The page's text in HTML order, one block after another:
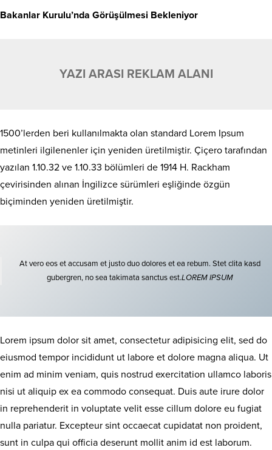
Bakanlar Kurulu’nda Görüşülmesi Bekleniyor
YAZI ARASI REKLAM ALANI
1500’lerden beri kullanılmakta olan standard Lorem Ipsum
metinleri ilgilenenler için yeniden üretilmiştir. Çiçero tarafından
yazılan 1.10.32 ve 1.10.33 bölümleri de 1914 H. Rackham
çevirisinden alınan İngilizce sürümleri eşliğinde özgün
biçiminden yeniden üretilmiştir.
At vero eos et accusam et justo duo dolores et ea rebum. Stet clita kasd
gubergren, no sea takimata sanctus est.LOREM IPSUM
Lorem ipsum dolor sit amet, consectetur adipisicing elit, sed do
eiusmod tempor incididunt ut labore et dolore magna aliqua. Ut
enim ad minim veniam, quis nostrud exercitation ullamco laboris
nisi ut aliquip ex ea commodo consequat. Duis aute irure dolor
in reprehenderit in voluptate velit esse cillum dolore eu fugiat
nulla pariatur. Excepteur sint occaecat cupidatat non proident,
sunt in culpa qui officia deserunt mollit anim id est laborum.